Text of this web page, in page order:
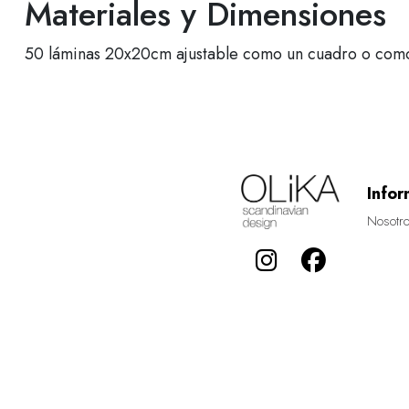
Materiales y Dimensiones
50 láminas 20x20cm ajustable como un cuadro o